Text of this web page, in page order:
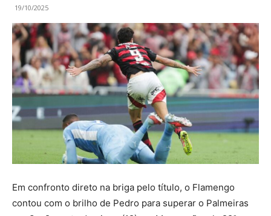
19/10/2025
Em confronto direto na briga pelo título, o Flamengo
contou com o brilho de Pedro para superar o Palmeiras